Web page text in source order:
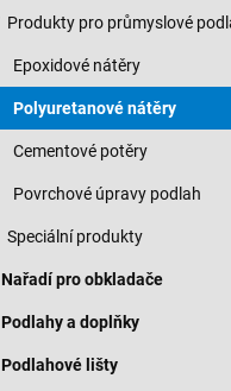
Produkty pro průmyslové
Epoxidové nátěry
Polyuretanové nátěry
Cementové potěry
Povrchové úpravy podlah
Speciální produkty
Nařadí pro obkladače
Podlahy a doplňky
Podlahové lišty